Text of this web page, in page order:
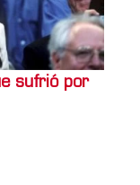
sufrió por